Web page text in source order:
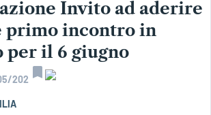
Invito ad aderire
primo incontro in
per il 6 giugno
202